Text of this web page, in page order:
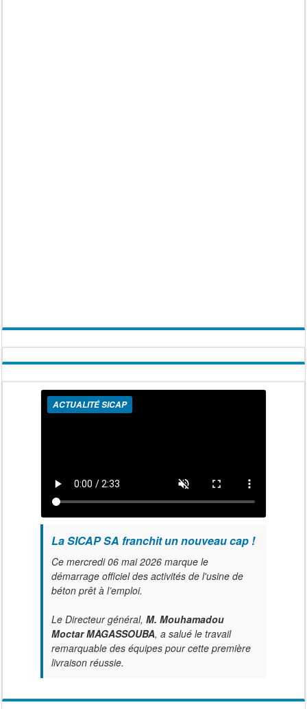
ACTUALITÉ SICAP
La SICAP SA franchit un nouveau cap !
Ce mercredi 06 mai 2026 marque le
démarrage officiel des activités de l'usine de
béton prêt à l’emploi.
Le Directeur général, M. Mouhamadou
Moctar MAGASSOUBA, a salué le travail
remarquable des équipes pour cette première
livraison réussie.